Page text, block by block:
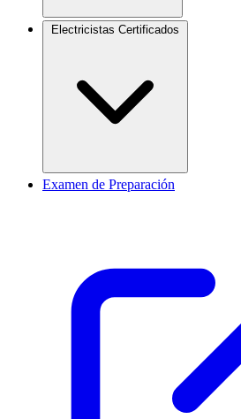
Electricistas Certificados
Examen de Preparación